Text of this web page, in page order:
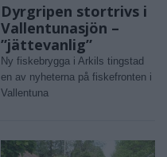
Dyrgripen stortrivs i
Vallentunasjön –
”jättevanlig”
Ny fiskebrygga i Arkils tingstad
en av nyheterna på fiskefronten i
Vallentuna